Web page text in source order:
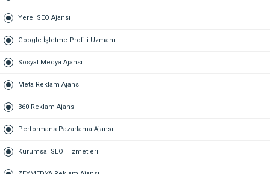
Yerel SEO Ajansı
Google İşletme Profili Uzmanı
Sosyal Medya Ajansı
Meta Reklam Ajansı
360 Reklam Ajansı
Performans Pazarlama Ajansı
Kurumsal SEO Hizmetleri